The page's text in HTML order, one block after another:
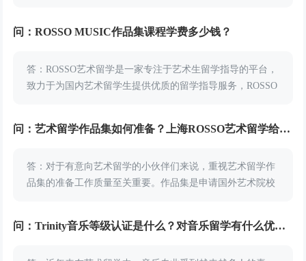
问：ROSSO MUSIC作品集课程学费多少钱？
答：ROSSO艺术留学是一家专注于艺术生留学指导的平台，
致力于为国内艺术留学生提供优质的留学指导服务，ROSSO
问：艺术留学作品集如何准备？上海ROSSO艺术留学给你回答
答：对于有意向艺术留学的小伙伴们来说，重视艺术留学作
品集的准备工作质量至关重要。作品集是申请国外艺术院校
问：Trinity音乐等级认证是什么？对音乐留学有什么优势？